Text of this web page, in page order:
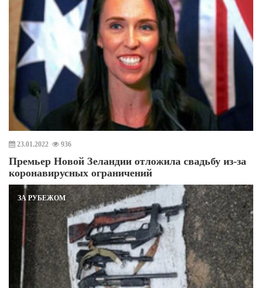
23.01.2022 936
Премьер Новой Зеландии отложила свадьбу из-за
коронавирусных ограничений
ЗА РУБЕЖОМ